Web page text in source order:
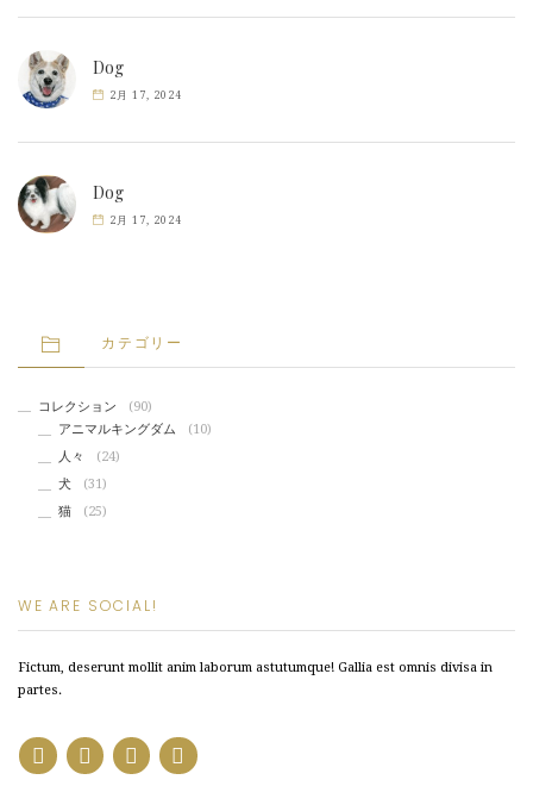
Dog
2月 17, 2024
Dog
2月 17, 2024
カテゴリー
コレクション
(90)
アニマルキングダム
(10)
人々
(24)
犬
(31)
猫
(25)
WE ARE SOCIAL!
Fictum, deserunt mollit anim laborum astutumque! Gallia est omnis divisa in
partes.